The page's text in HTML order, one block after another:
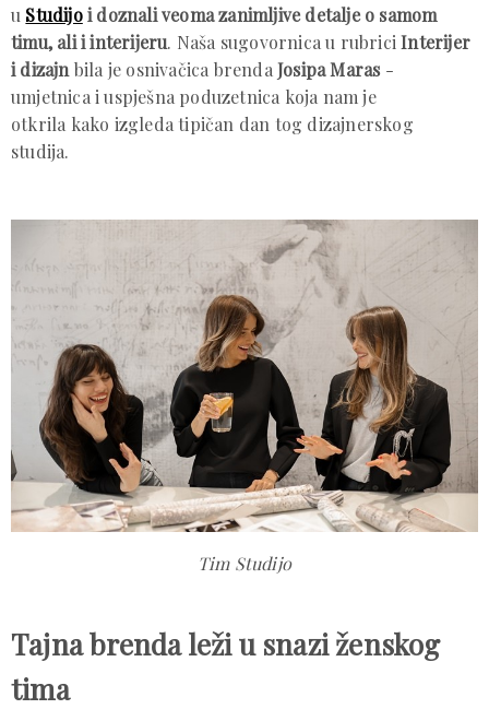
u Studijoi doznali veoma zanimljive detalje o samom
timu, ali i interijeru. Naša sugovornica u rubriciInterijer
i dizajn bila je osnivačica brendaJosipa Maras-
umjetnica i uspješna poduzetnica koja nam je
otkrila kako izgleda tipičan dan tog dizajnerskog
studija.
Tim Studijo
Tajna brenda leži u snazi ženskog
tima